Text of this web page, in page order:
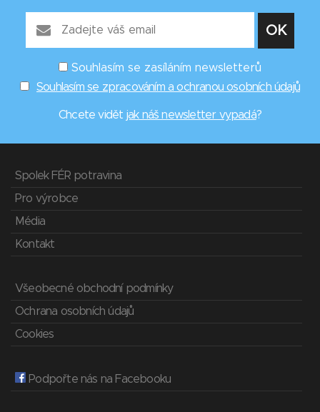
Souhlasím se zasíláním newsletterů
Souhlasím se zpracováním a ochranou osobních údajů
Chcete vidět jak náš newsletter vypadá?
Spolek FÉR potravina
Pro výrobce
Média
Kontakt
Všeobecné obchodní podmínky
Ochrana osobních údajů
Cookies
Podpořte nás na Facebooku